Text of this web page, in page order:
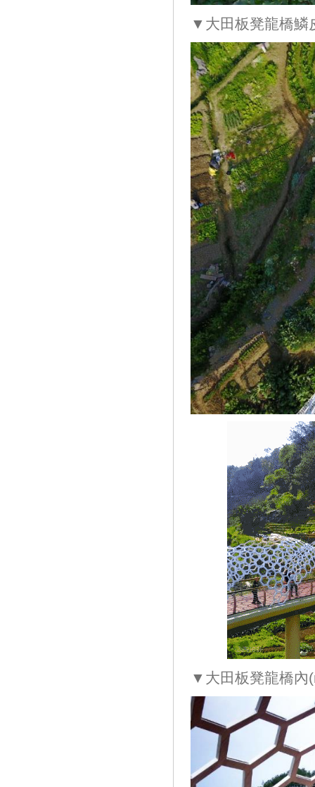
▼大田板凳龍橋
▼大田板凳龍橋